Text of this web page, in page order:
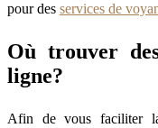
pour des services de
Où trouver
ligne?
Afin de vous faciliter